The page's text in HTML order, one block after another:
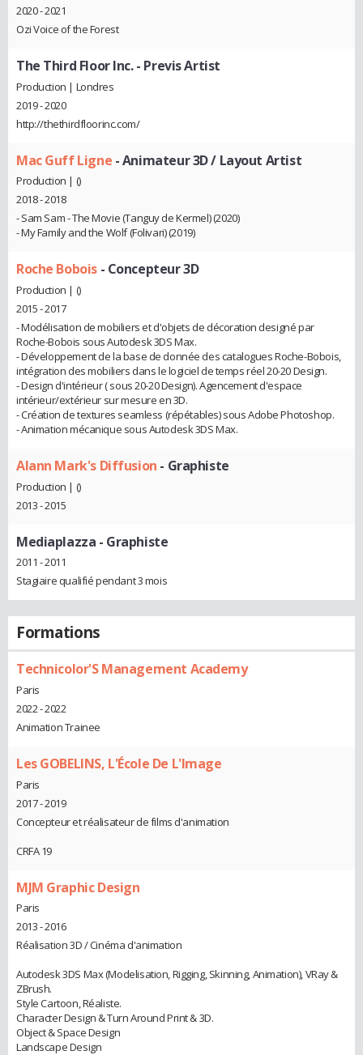
2020 - 2021
Ozi Voice of the Forest
The Third Floor Inc.- Previs Artist
Production | Londres
2019 - 2020
http://thethirdfloorinc.com/
Mac Guff Ligne - Animateur 3D / Layout Artist
Production | ()
2018 - 2018
- Sam Sam - The Movie (Tanguy de Kermel) (2020)
- My Family and the Wolf (Folivari) (2019)
Roche Bobois - Concepteur 3D
Production | ()
2015 - 2017
- Modélisation de mobiliers et d'objets de décoration designé par
Roche-Bobois sous Autodesk 3DS Max.
- Développement de la base de donnée des catalogues Roche-Bobois,
intégration des mobiliers dans le logiciel de temps réel 20-20 Design.
- Design d'intérieur ( sous 20-20 Design). Agencement d'espace
intérieur/extérieur sur mesure en 3D.
- Création de textures seamless (répétables) sous Adobe Photoshop.
- Animation mécanique sous Autodesk 3DS Max.
Alann Mark's Diffusion - Graphiste
Production | ()
2013 - 2015
Mediaplazza - Graphiste
2011 - 2011
Stagiaire qualifié pendant 3 mois
Formations
Technicolor'S Management Academy
Paris
2022 - 2022
Animation Trainee
Les GOBELINS, L'École De L'Image
Paris
2017 - 2019
Concepteur et réalisateur de films d'animation
CRFA 19
MJM Graphic Design
Paris
2013 - 2016
Réalisation 3D / Cinéma d'animation
Autodesk 3DS Max (Modelisation, Rigging, Skinning, Animation), VRay &
ZBrush.
Style Cartoon, Réaliste.
Character Design & Turn Around Print & 3D.
Object & Space Design
Landscape Design